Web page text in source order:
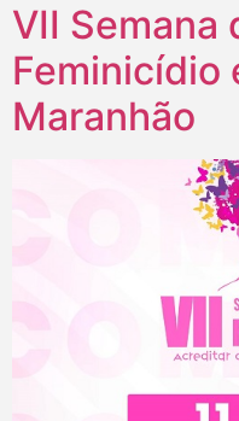
VII Semana
Feminicídio
Maranhão